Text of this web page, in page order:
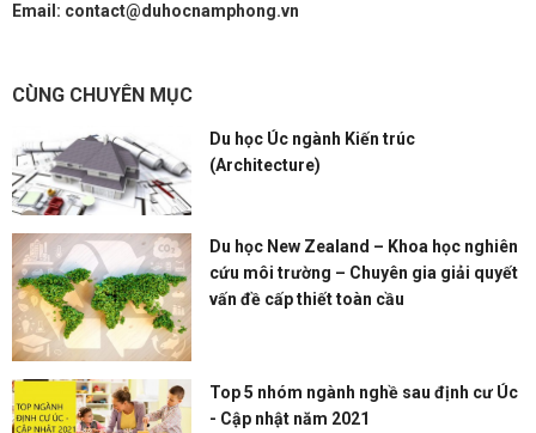
Email: contact@duhocnamphong.vn
CÙNG CHUYÊN MỤC
Du học Úc ngành Kiến trúc
(Architecture)
Du học New Zealand – Khoa học nghiên
cứu môi trường – Chuyên gia giải quyết
vấn đề cấp thiết toàn cầu
Top 5 nhóm ngành nghề sau định cư Úc
- Cập nhật năm 2021